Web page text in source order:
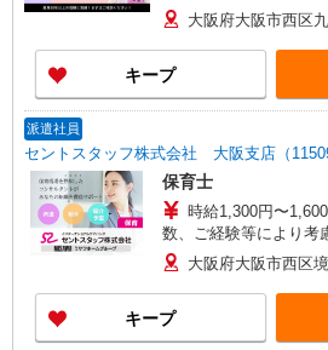
よる 大阪府大阪市西区
キープ
派遣社員
セントスタッフ株式会社 大阪支店（
保育士
時給1,300円〜
数、ご経験等により考慮 ※給与幅は経験・能
よる 大阪府大阪市西区
キープ